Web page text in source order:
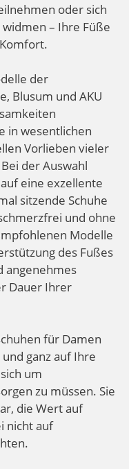
oder sich
– Ihre Füße
der
Blusum und AKU
in wesentlichen
Vorlieben vieler
der Auswahl
eine exzellente
sitzende Schuhe
und ohne
Modelle
des Fußes
angenehmes
Dauer Ihrer
für Damen
ganz auf Ihre
um
zu müssen. Sie
die Wert auf
nicht auf